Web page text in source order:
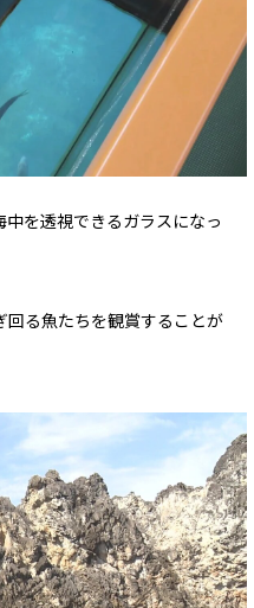
を透視できるガラスになっ
回る魚たちを観賞することが